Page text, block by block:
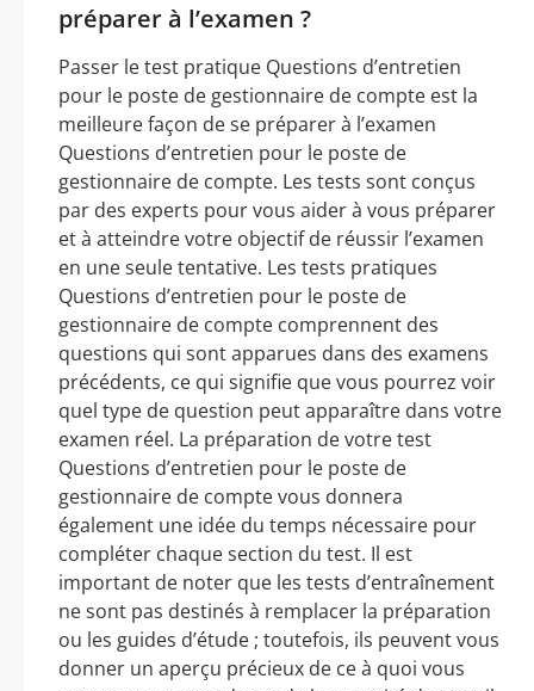
préparer à l’examen ?
Passer le test pratique Questions d’entretien
pour le poste de gestionnaire de compte est la
meilleure façon de se préparer à l’examen
Questions d’entretien pour le poste de
gestionnaire de compte. Les tests sont conçus
par des experts pour vous aider à vous préparer
et à atteindre votre objectif de réussir l’examen
en une seule tentative. Les tests pratiques
Questions d’entretien pour le poste de
gestionnaire de compte comprennent des
questions qui sont apparues dans des examens
précédents, ce qui signifie que vous pourrez voir
quel type de question peut apparaître dans votre
examen réel. La préparation de votre test
Questions d’entretien pour le poste de
gestionnaire de compte vous donnera
également une idée du temps nécessaire pour
compléter chaque section du test. Il est
important de noter que les tests d’entraînement
ne sont pas destinés à remplacer la préparation
ou les guides d’étude ; toutefois, ils peuvent vous
donner un aperçu précieux de ce à quoi vous